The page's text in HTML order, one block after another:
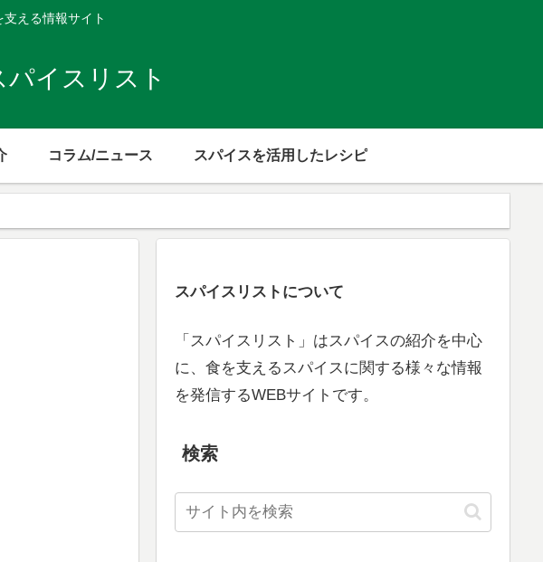
える情報サイト
イスリスト
コラム/ニュース スパイスを活用したレシピ
スパイスリストについて
「スパイスリスト」はスパイスの紹介を中心
に、食を支えるスパイスに関する様々な情報
を発信するWEBサイトです。
検索